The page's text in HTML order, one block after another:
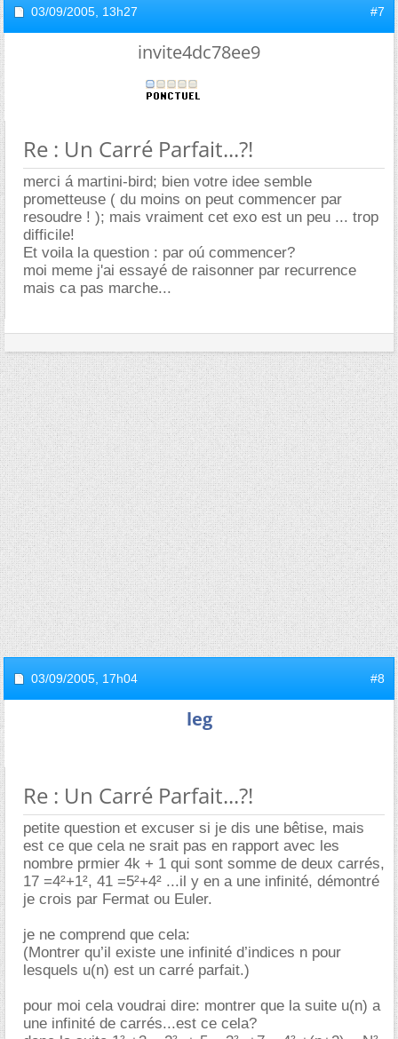
03/09/2005, 13h27 #7
invite4dc78ee9
Re : Un Carré Parfait...?!
merci á martini-bird; bien votre idee semble
prometteuse ( du moins on peut commencer par
resoudre ! ); mais vraiment cet exo est un peu ... trop
difficile!
Et voila la question : par oú commencer?
moi meme j'ai essayé de raisonner par recurrence
mais ca pas marche...
03/09/2005, 17h04 #8
leg
Re : Un Carré Parfait...?!
petite question et excuser si je dis une bêtise, mais
est ce que cela ne srait pas en rapport avec les
nombre prmier 4k + 1 qui sont somme de deux carrés,
17 =4²+1², 41 =5²+4² ...il y en a une infinité, démontré
je crois par Fermat ou Euler.
je ne comprend que cela:
(Montrer qu’il existe une infinité d’indices n pour
lesquels u(n) est un carré parfait.)
pour moi cela voudrai dire: montrer que la suite u(n) a
une infinité de carrés...est ce cela?